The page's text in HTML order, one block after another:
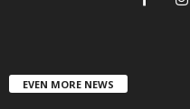
EVEN MORE NEWS